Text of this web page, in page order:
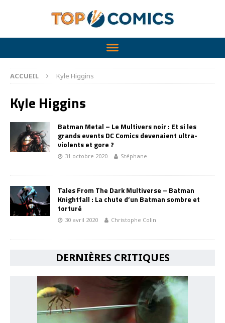
ACCUEIL Kyle Higgins
Kyle Higgins
Batman Metal – Le Multivers noir : Et si les
grands events DC Comics devenaient ultra-
violents et gore ?
31 octobre 2020 Stéphane
Tales From The Dark Multiverse – Batman
Knightfall : La chute d’un Batman sombre et
torturé
30 avril 2020 Christophe Colin
DERNIÈRES CRITIQUES